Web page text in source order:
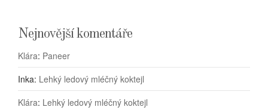
Nejnovější komentáře
Klára: Paneer
Inka: Lehký ledový mléčný koktejl
Klára: Lehký ledový mléčný koktejl